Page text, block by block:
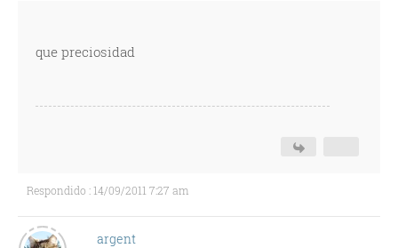
que preciosidad
Respondido : 14/09/2011 7:27 am
argent